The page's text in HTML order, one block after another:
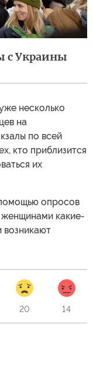
с Украины
несколько
на
по всей
кто приблизится
их
опросов
женщинами какие-
возникают
20 14